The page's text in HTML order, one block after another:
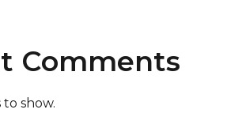
Comments
show.